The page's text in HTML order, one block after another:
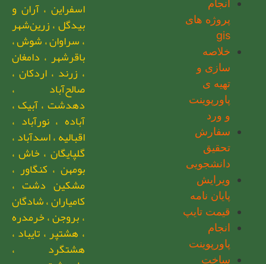
انجام
پروژه های
gis
خلاصه
سازی و
تهیه ی
پاورپوینت
و ورد
سفارش
تحقیق
دانشجویی
ویرایش
پایان نامه
قیمت تایپ
انجام
پاورپوینت
ساخت
اسفراین ، آران و
بیدگل ، زرین‌شهر
، سراوان ، شوش ،
باقرشهر ، دامغان
، زرند ، اردکان ،
صالح‌آباد ،
دهدشت ، آبیک ،
آباده ، نورآباد ،
اقبالیه ، اسدآباد ،
گلپایگان ، خاش ،
بومهن ، کنگاور ،
مشکین دشت ،
کامیاران ، شادگان
، بروجن ، خرمدره
، هشتپر ، تایباد ،
هشتگرد ،